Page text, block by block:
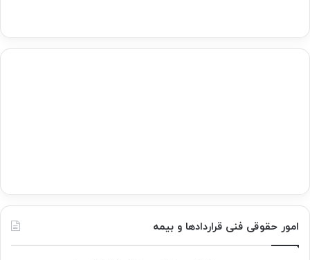
امور حقوقی فنی قراردادها و بیمه